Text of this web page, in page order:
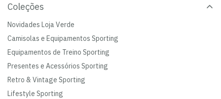
Coleções
Novidades Loja Verde
Camisolas e Equipamentos Sporting
Equipamentos de Treino Sporting
Presentes e Acessórios Sporting
Retro & Vintage Sporting
Lifestyle Sporting